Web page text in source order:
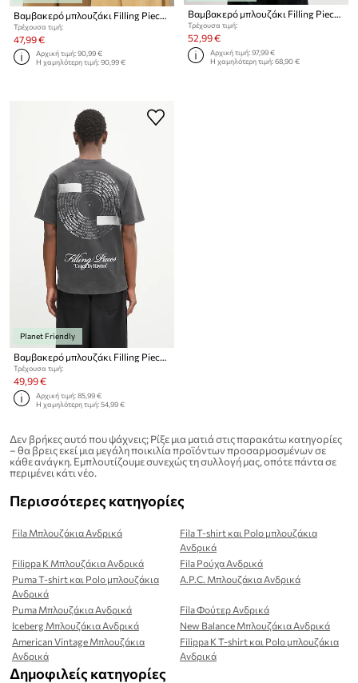
Βαμβακερό μπλουζάκι Filling Pieces Sunset
Τρέχουσα τιμή:
47,99 €
Αρχική τιμή:90,99 €
Η χαμηλότερη τιμή:90,99 €
Βαμβακερό μπλουζάκι Filling Pieces Speaker Wall
Τρέχουσα τιμή:
52,99 €
Αρχική τιμή:97,99 €
Η χαμηλότερη τιμή:68,90 €
Planet Friendly
Βαμβακερό μπλουζάκι Filling Pieces Vinyl
Τρέχουσα τιμή:
49,99 €
Αρχική τιμή:85,99 €
Η χαμηλότερη τιμή:54,99 €
Δεν βρήκες αυτό που ψάχνεις; Ρίξε μια ματιά στις παρακάτω κατηγορίες
– θα βρεις εκεί μια μεγάλη ποικιλία προϊόντων προσαρμοσμένων σε
κάθε ανάγκη. Εμπλουτίζουμε συνεχώς τη συλλογή μας, οπότε πάντα σε
περιμένει κάτι νέο.
Περισσότερες κατηγορίες
Fila Μπλουζάκια Ανδρικά
Fila T-shirt και Polo μπλουζάκια
Ανδρικά
Filippa K Μπλουζάκια Ανδρικά
Fila Ρούχα Ανδρικά
Puma T-shirt και Polo μπλουζάκια
Ανδρικά
A.P.C. Μπλουζάκια Ανδρικά
Puma Μπλουζάκια Ανδρικά
Fila Φούτερ Ανδρικά
Iceberg Μπλουζάκια Ανδρικά
New Balance Μπλουζάκια Ανδρικά
American Vintage Μπλουζάκια
Ανδρικά
Filippa K T-shirt και Polo μπλουζάκια
Ανδρικά
Δημοφιλείς κατηγορίες